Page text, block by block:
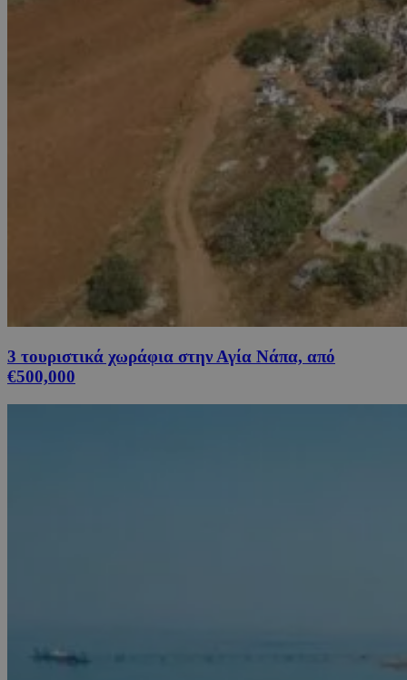
3 τουριστικά χωράφια στην Αγία Νάπα, από
€500,000